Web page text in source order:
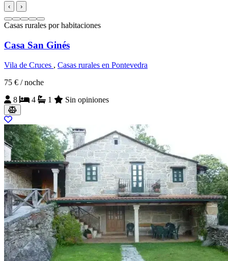
‹ ›
Casas rurales por habitaciones
Casa San Ginés
Vila de Cruces , Casas rurales en Pontevedra
75 € / noche
8
4 1 Sin opiniones